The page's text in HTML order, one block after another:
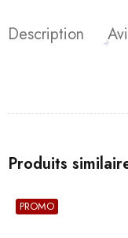
Description
Produits
PROMO